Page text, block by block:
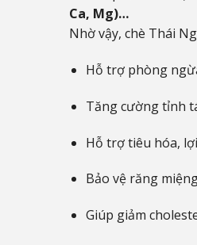
Ca, Mg)…
Nhờ vậy, chè Thái
Hỗ trợ phòng
Tăng cường tỉnh
Hỗ trợ tiêu hóa,
Bảo vệ răng
Giúp giảm